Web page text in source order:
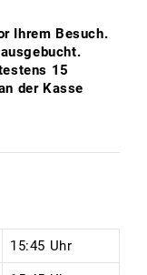
Ihrem Besuch.
15
der Kasse
15:45 Uhr